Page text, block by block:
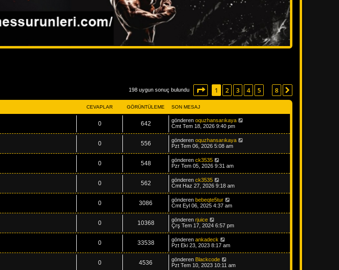
198 uygun sonuç bulundu . sayfa (Toplam 8sayfa)
1 2 3 4 5 8
CEVAPLAR GÖRÜNTÜLEME SON MESAJ
0 642 gönderen oquzhansarıkaya
Cmt Tem 18, 2026 9:40 pm
0 556 gönderen oquzhansarıkaya
Pzt Tem 06, 2026 5:08 am
0 548 gönderen ck3535
Pzr Tem 05, 2026 9:31 am
0 562 gönderen ck3535
Cmt Haz 27, 2026 9:18 am
0 3086 gönderen bebeqte5tur
Cmt Eyl 06, 2025 4:37 am
0 10368 gönderen rjuice
Çrş Tem 17, 2024 6:57 pm
0 33538 gönderen ankadeck
Pzt Eki 23, 2023 8:17 am
0 4536 gönderen Blackcode
Pzt Tem 10, 2023 10:11 am